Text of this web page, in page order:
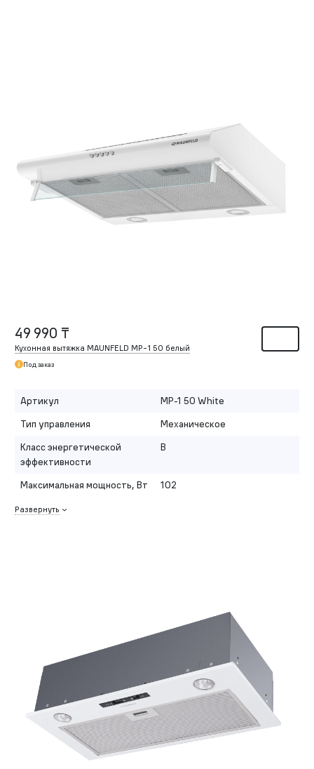
49 990 ₸
Кухонная вытяжка MAUNFELD MP-1 50 белый
Под заказ
Артикул
MP-1 50 White
Тип управления
Механическое
Класс энергетической
эффективности
B
Максимальная мощность, Вт 102
Развернуть